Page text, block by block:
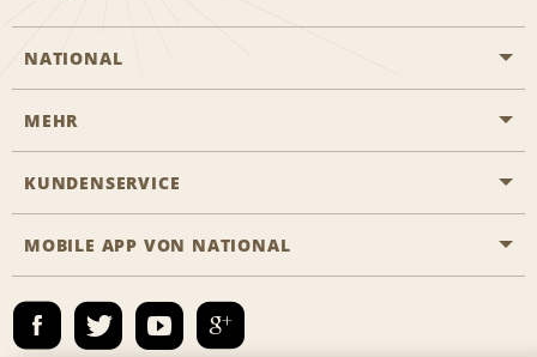
NATIONAL
Eine Reservierung vornehmen
Das Business Rental Programm
Emerald Club Anmelden
MEHR
Karriere
KUNDENSERVICE
Barrierefreiheit
E-Mail anmelden
MOBILE APP VON NATIONAL